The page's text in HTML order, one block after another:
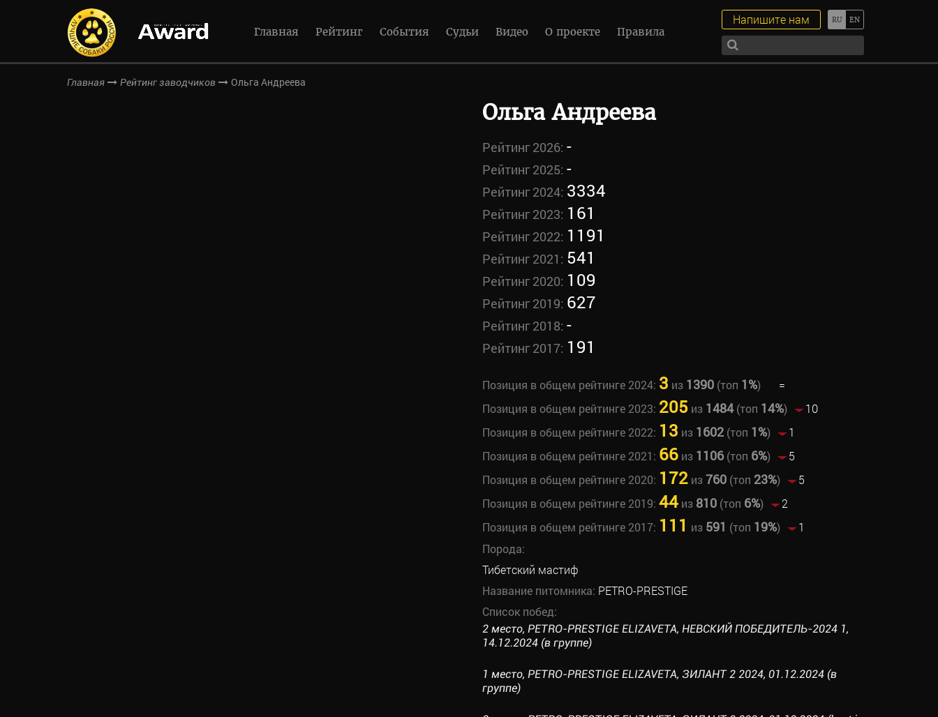
Главная Рейтинг События Судьи Видео О проекте Правила
Напишите нам
Главная Рейтинг заводчиков Ольга Андреева
Ольга Андреева
Рейтинг 2026: -
Рейтинг 2025: -
Рейтинг 2024: 3334
Рейтинг 2023: 161
Рейтинг 2022: 1191
Рейтинг 2021: 541
Рейтинг 2020: 109
Рейтинг 2019: 627
Рейтинг 2018: -
Рейтинг 2017: 191
Позиция в общем рейтинге 2024: 3 из 1390(топ 1%)
=
Позиция в общем рейтинге 2023: 205из 1484(топ 14%)
10
Позиция в общем рейтинге 2022: 13 из 1602(топ 1%)
1
Позиция в общем рейтинге 2021: 66из 1106(топ 6%)
5
Позиция в общем рейтинге 2020: 172из760(топ 23%)
5
Позиция в общем рейтинге 2019: 44из 810(топ 6%)
2
Позиция в общем рейтинге 2017: 111 из 591 (топ 19%)
1
Порода:
Тибетский мастиф
Название питомника: PETRO-PRESTIGE
Список побед:
2 место, PETRO-PRESTIGE ELIZAVETA, НЕВСКИЙ ПОБЕДИТЕЛЬ-2024 1,
14.12.2024 (в группе)
1 место, PETRO-PRESTIGE ELIZAVETA, ЗИЛАНТ 2 2024, 01.12.2024 (в
группе)